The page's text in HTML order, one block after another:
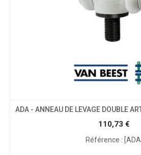
110,73 €
Référence : [ADA]